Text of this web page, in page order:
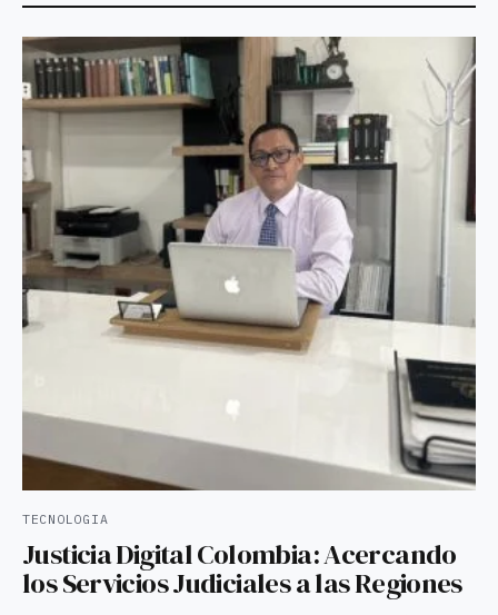
TECNOLOGIA
Justicia Digital Colombia: Acercando
los Servicios Judiciales a las Regiones